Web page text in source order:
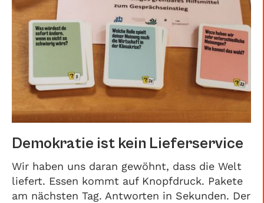
Demokratie ist kein Lieferservice
Wir haben uns daran gewöhnt, dass die Welt
liefert. Essen kommt auf Knopfdruck. Pakete
am nächsten Tag. Antworten in Sekunden. Der